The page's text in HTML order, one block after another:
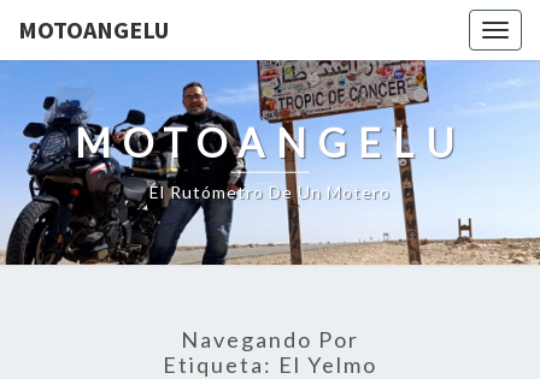
MOTOANGELU
MOTOANGELU
El Rutómetro De Un Motero
Navegando Por
Etiqueta: El Yelmo